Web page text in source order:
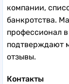
компании,
банкротства.
профессионал
подтверждают
отзывы.
Контакты